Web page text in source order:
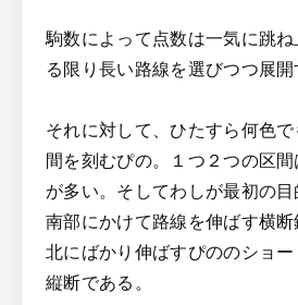
駒数によって点数は一気に跳
る限り長い路線を選びつつ展開
それに対して、ひたすら何色
間を刻むぴの。１つ２つの区
が多い。そしてわしが最初の
南部にかけて路線を伸ばす横
北にばかり伸ばすぴののショ
縦断である。